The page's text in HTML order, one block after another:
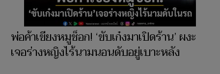
พ่อค้าเขียงหมูช็อก! ‘ขับเก๋งมาเปิดร้าน’ ผงะ
เจอร่างหญิงไร้นามนอนดับอยู่เบาะหลัง